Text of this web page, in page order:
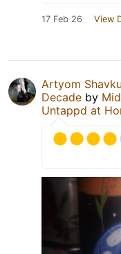
17 Feb 26 View
Artyom
Decade by
Untappd at